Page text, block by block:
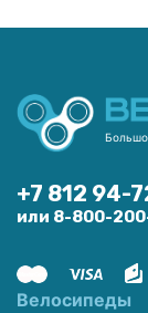
+7 812 94-
или 8-800-
Велосипеды